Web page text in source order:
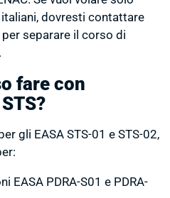
dovresti contattare
separare il corso di
fare con
gli EASA STS-01 e STS-02,
EASA PDRA-S01 e PDRA-